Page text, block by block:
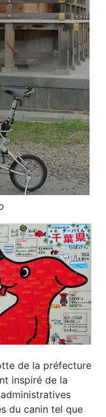
de la préfecture
inspiré de la
du canin tel que